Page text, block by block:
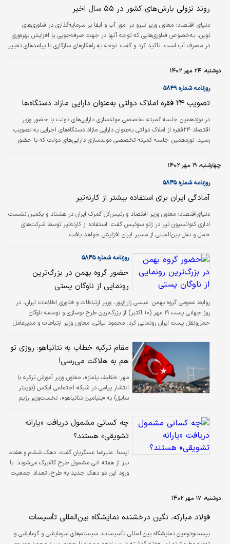
روند نزولی بارش‌‌‌های کشور در ۵۵ سال اخیر
دنیای اقتصاد: معاون وزیر نیرو در امور آب و آبفا بر سرمایه‌‌‌گذاری در فناوری‌‌‌های
نوین، به‌‌‌خصوص فناوری‌‌‌هایی که توجه آنها در جهت صرفه‌‌‌جویی یا افزایش بهره‌‌‌وری
در مصرف آب است، تاکید کرد و گفت: توجه به راهکارهای سازگاری با پیامدهای تغییر
حساب می‌‌‌آید.
دوشنبه، ۲۴ مهر ۱۴۰۲
روزنامه شماره ۵۸۴۹
تصویب ۲۴ فقره املاک دولتی به‌عنوان دارایی مازاد دستگاه‌ها
در نوزدهمین جلسه کمیته تخصصی مولد‌سازی دارایی‌های دولت با حضور وزیر
اقتصاد ۲۴فقره از املاک دولتی به‌عنوان دارایی مازاد دستگاه‌های اجرایی به تصویب
رسید. نوزدهمین جلسه کمیته تخصصی مولد‌سازی دارایی‌های دولت که با حضور
سازمان خصوصی‌سازی، نماینده رئیس قوه قضائیه، نماینده رئیس مجلس شورای
اسلامی و دیگر اعضای این کمیته در وزارت اقتصاد برگزار شد. در این جلسه تعداد
۴۳فقره از املاک دولت که تحت بهره‌برداری وزارتخانه‌های نفت، آموزش و…
چهارشنبه، ۱۹ مهر ۱۴۰۲
روزنامه شماره ۵۸۴۵
آمادگی ایران برای استفاده بیشتر از کارنه‌تیر
دنیای‌اقتصاد: معاون وزیر اقتصاد و رئیس‌‌‌‌‌‌‌‌‌‌کل گمرک ایران در هشتاد و یکمین نشست
اداری کنوانسیون تیر در ژنو سوئیس گفت: استفاده از کارنه‌تیر توسط شرکت‌های
حمل ‌‌‌‌‌‌‌‌‌‌و نقل بین‌المللی از مسیر ایران افزایش خواهد یافت.
روزنامه شماره ۵۸۴۵
حضور گروه بهمن در بزرگ‌ترین
رونمایی از ناوگان پستی
روابط عمومی گروه بهمن: عیسی زارع‌پور، وزیر ارتباطات و فناوری اطلاعات ایران، در
روز جهانی پست ۱۹ مهر (۱۰ اکتبر) از بزرگ‌ترین طرح نوسازی و توسعه ناوگان
حمل‌و‌نقل پست ایران رونمایی کرد. محمود لیائی، معاون وزیر ارتباطات و مدیرعامل
ملی پست، یکی از بزرگ‌ترین رونمایی‌ها از ناوگان پستی صورت گرفت. در این رونمایی
ون ‌باری اینرودز، کامیون ۱۹تن و کامیون ۸.۵تن به ناوگان شرکت ملی پست اضافه شد.
وی در خصوص تعامل این خودروسازی با شرکت ملی پست گفت: هدیه گروه بهمن…
مقام ترکیه‌ خطاب به نتانیاهو: روزی تو
هم به هلاکت می‌رسی!
مهر: «نظیف یلماز»، معاون وزیر آموزش ترکیه با
انتشار پیامی در شبکه اجتماعی ایکس (توییتر
سابق) به «بنیامین نتانیاهو»، نخست‌وزیر رژیم
گلوله به «هلاکت» می‌رسد.
چه کسانی مشمول دریافت «یارانه‌
تشویقی» هستند؟
ايسنا: علیرضا عسگریان گفت، دهک ششم و هفتم
نیز از هفته آتی مشمول طرح کالابرگ می‌شوند. با
ورود این دو دهک جدید به طرح، تعداد جمعیت
دوشنبه، ۱۷ مهر ۱۴۰۲
فولاد مبارکه، نگین درخشنده نمایشگاه بین‌المللی تأسیسات
بیست‌و‌دومین نمایشگاه بین‌المللی تأسیسات، سیستم‌های سرمایشی و گرمایشی و